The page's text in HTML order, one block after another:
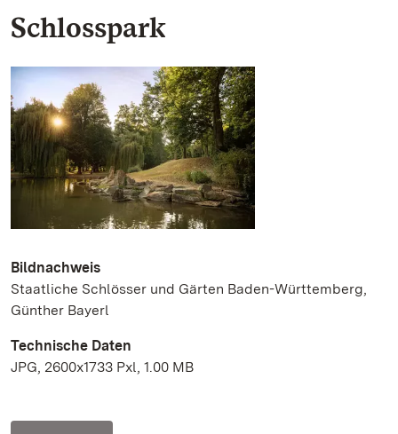
Schlosspark
Bildnachweis
Staatliche Schlösser und Gärten Baden-Württemberg,
Günther Bayerl
Technische Daten
JPG, 2600x1733 Pxl, 1.00 MB